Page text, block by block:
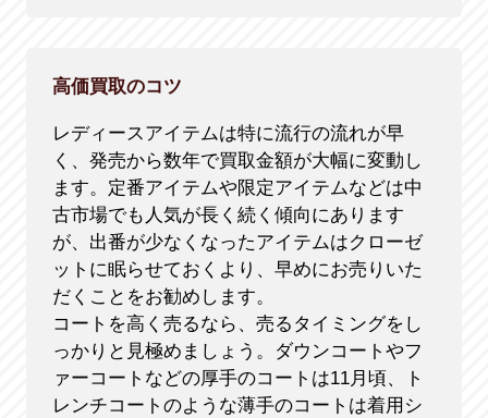
高価買取のコツ
レディースアイテムは特に流行の流れが早
く、発売から数年で買取金額が大幅に変動し
ます。定番アイテムや限定アイテムなどは中
古市場でも人気が長く続く傾向にあります
が、出番が少なくなったアイテムはクローゼ
ットに眠らせておくより、早めにお売りいた
だくことをお勧めします。
コートを高く売るなら、売るタイミングをし
っかりと見極めましょう。ダウンコートやフ
ァーコートなどの厚手のコートは11月頃、ト
レンチコートのような薄手のコートは着用シ